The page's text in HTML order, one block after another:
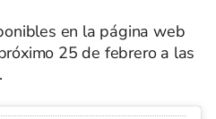
en la página web
25 de febrero a las